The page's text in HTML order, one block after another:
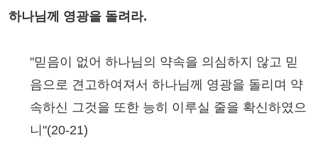
하나님께 영광을 돌려라.
"믿음이 없어 하나님의 약속을 의심하지 않고 믿
음으로 견고하여져서 하나님께 영광을 돌리며 약
속하신 그것을 또한 능히 이루실 줄을 확신하였으
니"(20-21)